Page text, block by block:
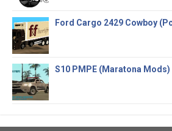
Ford Cargo 2429 Cowboy
S10 PMPE (Maratona Mods)